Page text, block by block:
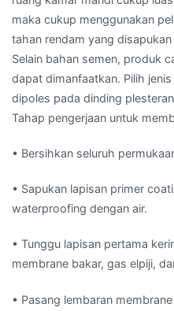
maka cukup menggunakan
tahan rendam yang
Selain bahan semen, produk
dapat dimanfaatkan. Pilih
dipoles pada dinding
Tahap pengerjaan untuk
• Bersihkan seluruh
• Sapukan lapisan primer
waterproofing dengan air.
• Tunggu lapisan pertama
membrane bakar, gas elpiji,
• Pasang lembaran